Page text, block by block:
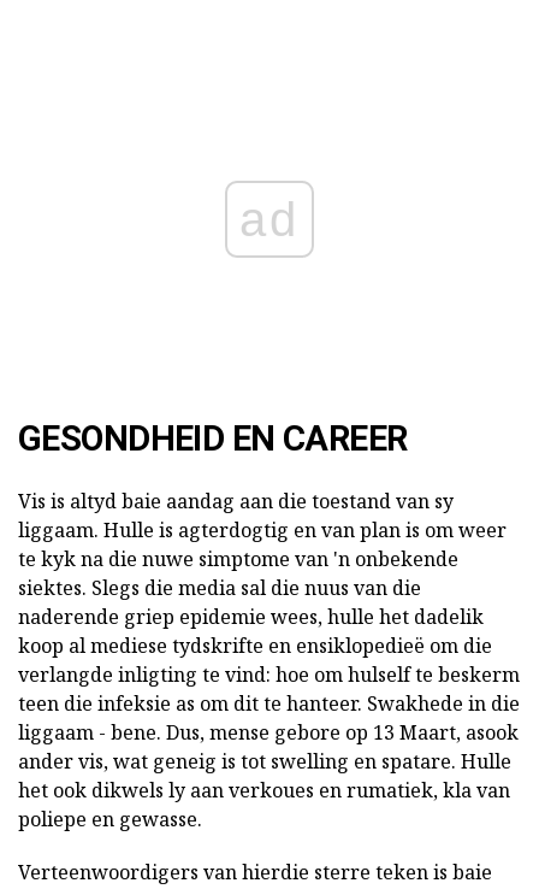
ad
GESONDHEID EN CAREER
Vis is altyd baie aandag aan die toestand van sy
liggaam. Hulle is agterdogtig en van plan is om weer
te kyk na die nuwe simptome van 'n onbekende
siektes. Slegs die media sal die nuus van die
naderende griep epidemie wees, hulle het dadelik
koop al mediese tydskrifte en ensiklopedieë om die
verlangde inligting te vind: hoe om hulself te beskerm
teen die infeksie as om dit te hanteer. Swakhede in die
liggaam - bene. Dus, mense gebore op 13 Maart, asook
ander vis, wat geneig is tot swelling en spatare. Hulle
het ook dikwels ly aan verkoues en rumatiek, kla van
poliepe en gewasse.
Verteenwoordigers van hierdie sterre teken is baie